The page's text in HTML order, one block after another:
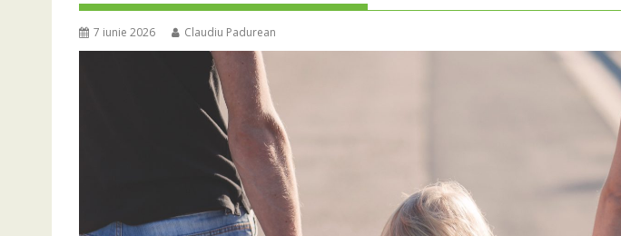
7 iunie 2026 Claudiu Padurean